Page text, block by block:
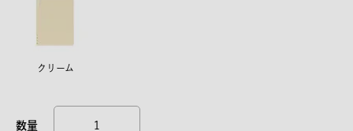
クリーム